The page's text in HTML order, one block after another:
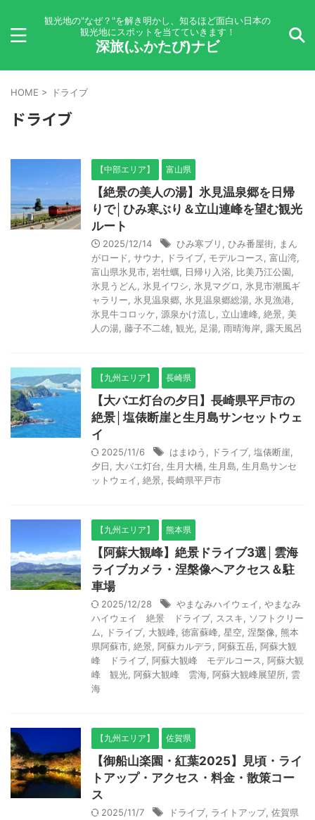
観光地の"なぜ？"を解き明かし、知るほど面白い日本の
観光地にスポットを当てていきます！
深旅(ふかたび)ナビ
HOME > ドライブ
ドライブ
【中部エリア】 富山県
【絶景の美人の湯】氷見温泉郷を日帰
りで│ひみ寒ぶり＆立山連峰を望む観光
ルート
2025/12/14 ひみ寒ブリ ひみ番屋街
まん
がロード
サウナ ドライブ モデルコース 富山湾
富山県氷見市 岩牡蠣 日帰り入浴 比美乃江公園
氷見うどん
氷見イワシ 氷見マグロ
氷見市潮風ギ
ャラリー
氷見温泉郷 氷見温泉郷総湯 氷見漁港
氷見牛コロッケ 源泉かけ流し 立山連峰 絶景 美
人の湯 藤子不二雄 観光 足湯 雨晴海岸 露天風呂
【九州エリア】 長崎県
【大バエ灯台の夕日】長崎県平戸市の
絶景│塩俵断崖と生月島サンセットウェ
イ
2025/11/6 はまゆう ドライブ 塩俵断崖
夕日
大バエ灯台 生月大橋 生月島 生月島サンセ
ットウェイ
絶景 長崎県平戸市
【九州エリア】 熊本県
【阿蘇大観峰】絶景ドライブ3選│雲海
ライブカメラ・涅槃像へアクセス＆駐
車場
2025/12/28 やまなみハイウェイ
やまなみ
ハイウェイ 絶景 ドライブ
ススキ
ソフトクリー
ム
ドライブ 大観峰 徳富蘇峰 星空 涅槃像
熊本
県阿蘇市 絶景 阿蘇カルデラ 阿蘇五岳 阿蘇大観
峰 ドライブ 阿蘇大観峰 モデルコース
阿蘇大観
峰 観光 阿蘇大観峰 雲海 阿蘇大観峰展望所 雲
海
【九州エリア】 佐賀県
【御船山楽園・紅葉2025】見頃・ライ
トアップ・アクセス・料金・散策コー
ス
2025/11/7 ドライブ ライトアップ, 佐賀県